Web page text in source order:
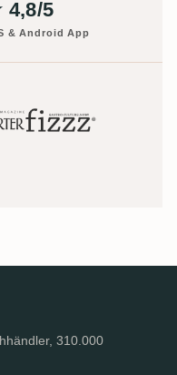
5
& Android App
310.000